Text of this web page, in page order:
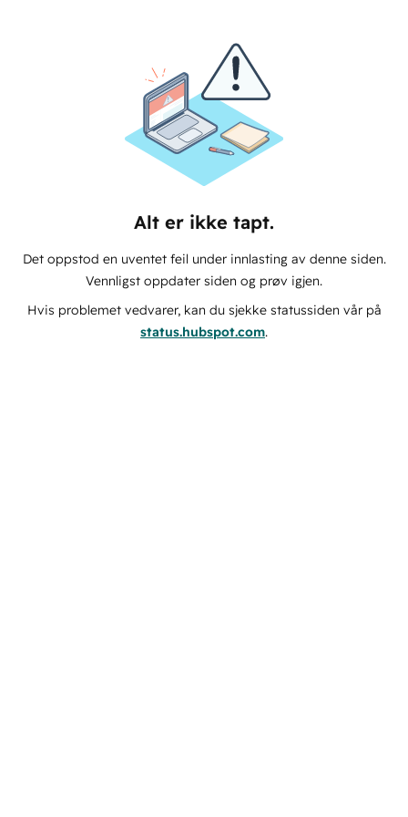
Alt er ikke tapt.
Det oppstod en uventet feil under innlasting av denne siden.
Vennligst oppdater siden og prøv igjen.
Hvis problemet vedvarer, kan du sjekke statussiden vår på
status.hubspot.com.